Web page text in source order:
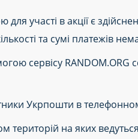
участі в акції є
та сумі платежів
сервісу RANDOM.ORG
Укрпошти в
територій на яких